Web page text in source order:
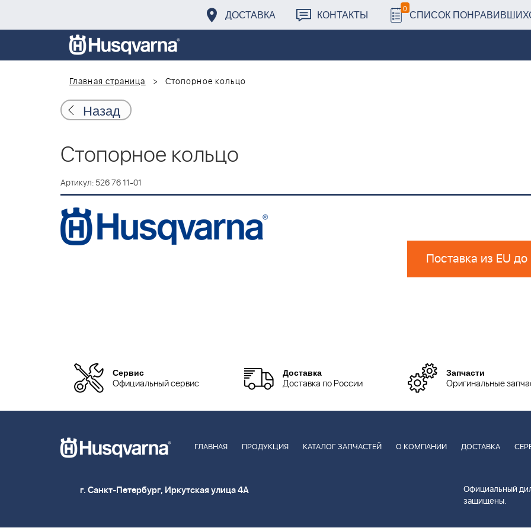
ДОСТАВКА КОНТАКТЫ 0 СПИСОК
Главная страница Стопорное кольцо
Назад
Стопорное кольцо
Артикул: 526 76 11-01
Поставка из EU
Сервис
Официальный сервис
Доставка
Доставка по России
Запчасти
Оригинальные
ГЛАВНАЯ ПРОДУКЦИЯ КАТАЛОГ ЗАПЧАСТЕЙ О КОМПАНИИ ДОСТАВКА
г. Санкт-Петербург, Иркутская улица 4А
Официальный
защищены.